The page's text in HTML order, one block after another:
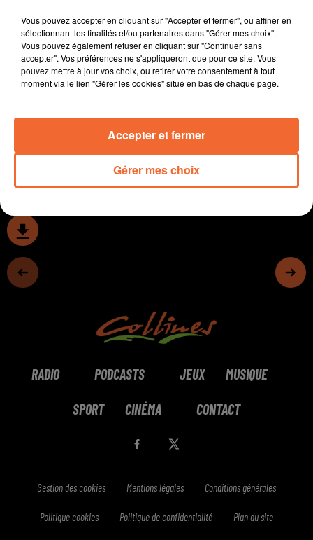
Bressuire demain. Les deux réalisateurs présenteront
leur dernier long métrage en avant première " Une
année difficile ".
Ce mois d'octobre est synonyme de sensibilisation au
cancer du sein. L'association " Les Seins'Glées " vous
RADIO PODCASTS JEUX MUSIQUE
SPORT CINÉMA CONTACT
Gestion des cookies Mentions légales Conditions générales
Politique cookies Politique de confidentialité Plan du site
Vous pouvez accepter en cliquant sur "Accepter et fermer", ou affiner en
sélectionnant les finalités et/ou partenaires dans "Gérer mes choix".
Vous pouvez également refuser en cliquant sur "Continuer sans
accepter". Vos préférences ne s'appliqueront que pour ce site. Vous
pouvez mettre à jour vos choix, ou retirer votre consentement à tout
moment via le lien "Gérer les cookies" situé en bas de chaque page.
Gérer mes choix
Accepter et fermer